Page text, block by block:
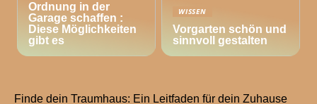
Ordnung in der
Garage schaffen :
Diese Möglichkeiten
gibt es
WISSEN
Vorgarten schön und
sinnvoll gestalten
Finde dein Traumhaus: Ein Leitfaden für dein Zuhause